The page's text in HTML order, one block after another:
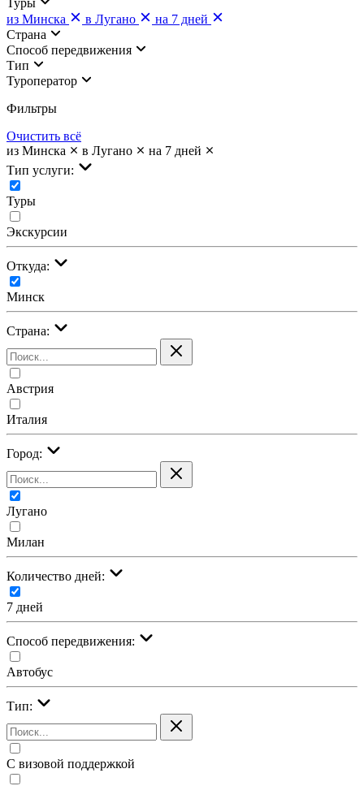
из Минска
в Лугано
на 7 дней
Страна
Cпособ передвижения
Тип
Туроператор
Фильтры
Очистить всё
из Минска
в Лугано
на 7 дней
Тип услуги:
Туры
Экскурсии
Откуда:
Минск
Страна:
Австрия
Италия
Город:
Лугано
Милан
Количество дней:
7 дней
Cпособ передвижения:
Автобус
Тип:
С визовой поддержкой